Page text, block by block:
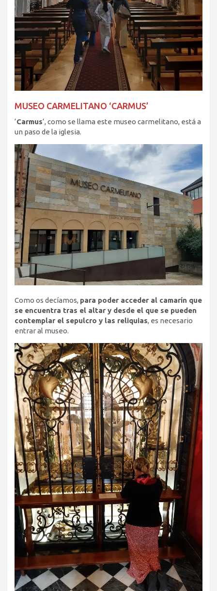
MUSEO CARMELITANO ‘CARMUS’
‘Carmus‘, como se llama este museo carmelitano, está a
un paso de la iglesia.
Como os decíamos, para poder acceder al camarín que
se encuentra tras el altar y desde el que se pueden
contemplar el sepulcro y las reliquias, es necesario
entrar al museo.